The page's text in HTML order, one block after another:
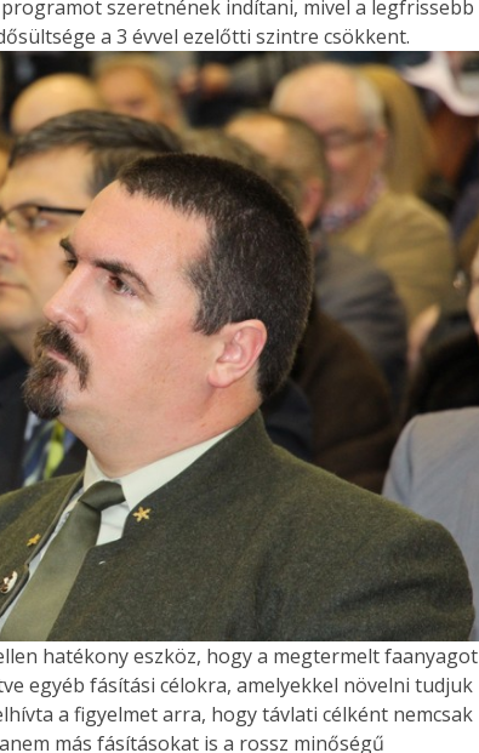
szeretnének indítani, mivel a legfrissebb
a 3 évvel ezelőtti szintre csökkent.
hatékony eszköz, hogy a megtermelt faanyagot
egyéb fásítási célokra, amelyekkel növelni tudjuk
a figyelmet arra, hogy távlati célként nemcsak
más fásításokat is a rossz minőségű